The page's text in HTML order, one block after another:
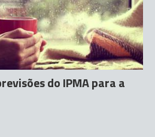
do IPMA para a